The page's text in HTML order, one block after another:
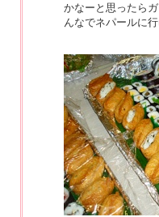
かなーと思ったら
んなでネパールに